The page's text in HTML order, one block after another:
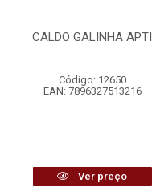
CALDO GALINHA APTI
Código: 12650
EAN: 7896327513216
Ver preço